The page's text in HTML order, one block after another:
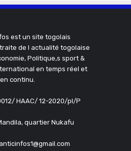
est un site togolais
de l actualité togolaise
Politique,s sport &
en temps réel et
en continu.
HAAC/ 12-2020/pl/P
quartier Nukafu